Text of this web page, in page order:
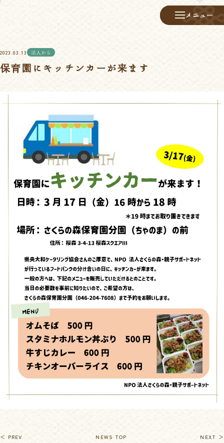
メニュー
メニュー
2023.03.13 法人から
保育園にキッチンカーが来ます
＜ PREV NEWS TOP NEXT ＞